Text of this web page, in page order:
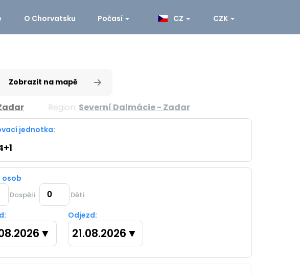
O Chorvatsku Počasí CZ CZK
Zobrazit na mapě
Region: Severní Dalmácie - Zadar
jednotka:
osob
Dospělí Dětí
▼
Odjezd:
21.08.2026 ▼